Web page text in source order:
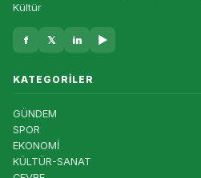
Kültür
f 𝕏 in ▶
KATEGORILER
GÜNDEM
SPOR
EKONOMİ
KÜLTÜR-SANAT